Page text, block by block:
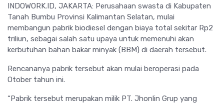
INDOWORK.ID, JAKARTA: Perusahaan swasta di Kabupaten
Tanah Bumbu Provinsi Kalimantan Selatan, mulai
membangun pabrik biodiesel dengan biaya total sekitar Rp2
triliun, sebagai salah satu upaya untuk memenuhi akan
kerbutuhan bahan bakar minyak (BBM) di daerah tersebut.
Rencananya pabrik tersebut akan mulai beroperasi pada
Otober tahun ini.
“Pabrik tersebut merupakan milik PT. Jhonlin Grup yang